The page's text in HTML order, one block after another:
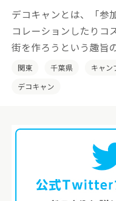
デコキャンとは、「参
コレーションしたりコ
街を作ろうという趣旨
の土地の特性を活かし
たいと考えております。
関東 千葉県 キャン
デコキャン